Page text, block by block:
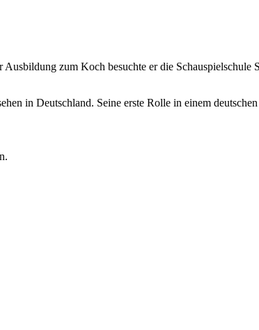
Ausbildung zum Koch besuchte er die
in Deutschland. Seine erste Rolle in einem